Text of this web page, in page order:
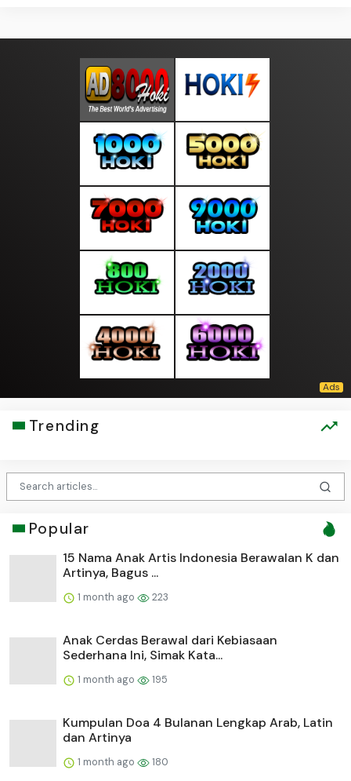
Trending
Popular
15 Nama Anak Artis Indonesia Berawalan K dan
Artinya, Bagus ...
1 month ago 223
Anak Cerdas Berawal dari Kebiasaan
Sederhana Ini, Simak Kata...
1 month ago 195
Kumpulan Doa 4 Bulanan Lengkap Arab, Latin
dan Artinya
1 month ago 180